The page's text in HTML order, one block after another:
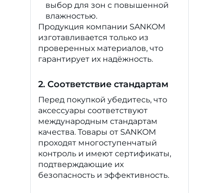
выбор для зон с повышенной
влажностью.
Продукция компании SANKOM
изготавливается только из
проверенных материалов, что
гарантирует их надёжность.
2. Соответствие стандартам
Перед покупкой убедитесь, что
аксессуары соответствуют
международным стандартам
качества. Товары от SANKOM
проходят многоступенчатый
контроль и имеют сертификаты,
подтверждающие их
безопасность и эффективность.